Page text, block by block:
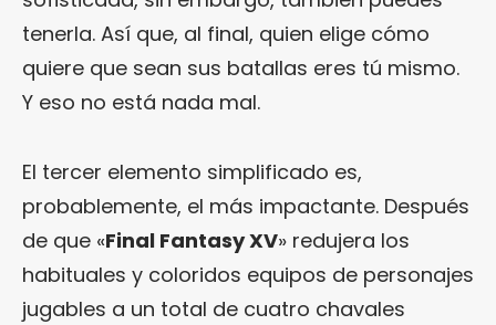
tenerla. Así que, al final, quien elige cómo
quiere que sean sus batallas eres tú mismo.
Y eso no está nada mal.
El tercer elemento simplificado es,
probablemente, el más impactante. Después
de que «Final Fantasy XV» redujera los
habituales y coloridos equipos de personajes
jugables a un total de cuatro chavales